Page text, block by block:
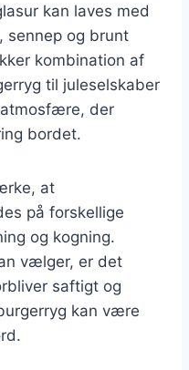
kan laves med
sennep og brunt
kombination af
til juleselskaber
der
bordet.
at
på forskellige
og kogning.
vælger, er det
saftigt og
kan være